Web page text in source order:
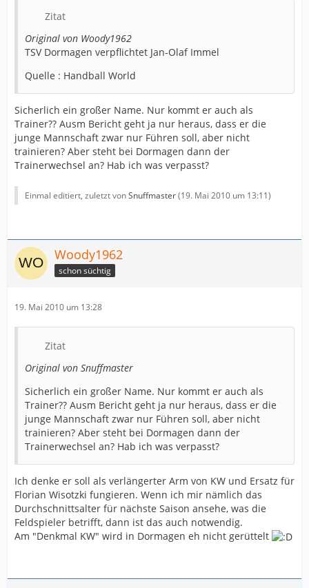
Zitat
Original von Woody1962
TSV Dormagen verpflichtet Jan-Olaf Immel
Quelle : Handball World
Sicherlich ein großer Name. Nur kommt er auch als
Trainer?? Ausm Bericht geht ja nur heraus, dass er die
junge Mannschaft zwar nur Führen soll, aber nicht
trainieren? Aber steht bei Dormagen dann der
Trainerwechsel an? Hab ich was verpasst?
Einmal editiert, zuletzt vonSnuffmaster(19. Mai 2010 um 13:11)
Woody1962
schon süchtig
19. Mai 2010 um 13:28
Zitat
Original von Snuffmaster
Sicherlich ein großer Name. Nur kommt er auch als
Trainer?? Ausm Bericht geht ja nur heraus, dass er die
junge Mannschaft zwar nur Führen soll, aber nicht
trainieren? Aber steht bei Dormagen dann der
Trainerwechsel an? Hab ich was verpasst?
Ich denke er soll als verlängerter Arm von KW und Ersatz für
Florian Wisotzki fungieren. Wenn ich mir nämlich das
Durchschnittsalter für nächste Saison ansehe, was die
Feldspieler betrifft, dann ist das auch notwendig.
Am "Denkmal KW" wird in Dormagen eh nicht gerüttelt